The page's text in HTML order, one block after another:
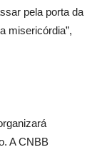
pela porta da
misericórdia”,
A CNBB